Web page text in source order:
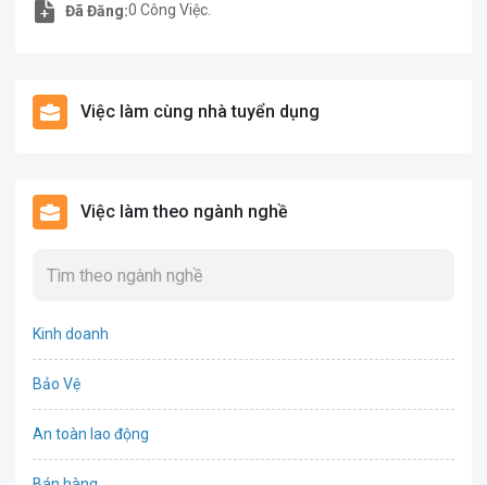
Đã Đăng:0 Công Việc.
Việc làm cùng nhà tuyển dụng
Việc làm theo ngành nghề
Kinh doanh
Bảo Vệ
An toàn lao động